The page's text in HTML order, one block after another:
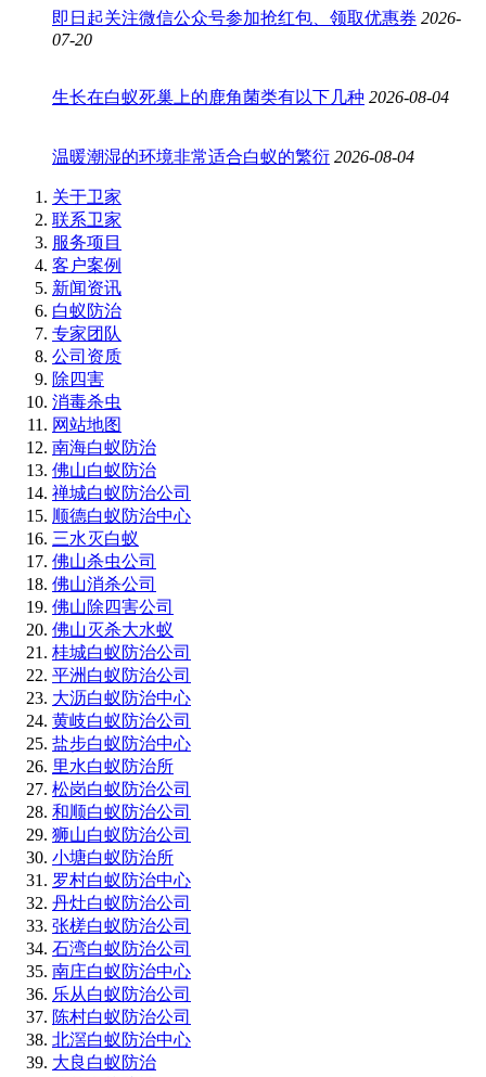
即日起关注微信公众号参加抢红包、领取优惠券 2026-
07-20
生长在白蚁死巢上的鹿角菌类有以下几种 2026-08-04
温暖潮湿的环境非常适合白蚁的繁衍 2026-08-04
关于卫家
联系卫家
服务项目
客户案例
新闻资讯
白蚁防治
专家团队
公司资质
除四害
消毒杀虫
网站地图
南海白蚁防治
佛山白蚁防治
禅城白蚁防治公司
顺德白蚁防治中心
三水灭白蚁
佛山杀虫公司
佛山消杀公司
佛山除四害公司
佛山灭杀大水蚁
桂城白蚁防治公司
平洲白蚁防治公司
大沥白蚁防治中心
黄岐白蚁防治公司
盐步白蚁防治中心
里水白蚁防治所
松岗白蚁防治公司
和顺白蚁防治公司
狮山白蚁防治公司
小塘白蚁防治所
罗村白蚁防治中心
丹灶白蚁防治公司
张槎白蚁防治公司
石湾白蚁防治公司
南庄白蚁防治中心
乐从白蚁防治公司
陈村白蚁防治公司
北滘白蚁防治中心
大良白蚁防治